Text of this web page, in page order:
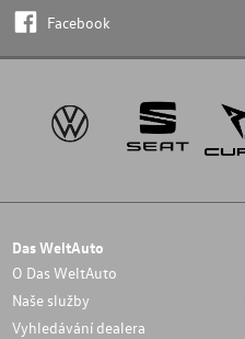
Facebook
Das WeltAuto
O Das WeltAuto
Naše služby
Vyhledávání dealera